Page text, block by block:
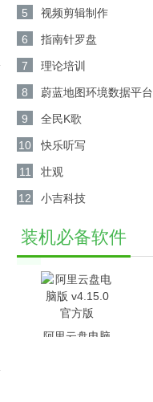
5 视频剪辑制作
6 指南针罗盘
7 理论培训
8 蔚蓝地图环境数据平台
9 全民K歌
10 快乐听写
11 壮观
12 小吉科技
装机必备软件
阿里云盘电脑